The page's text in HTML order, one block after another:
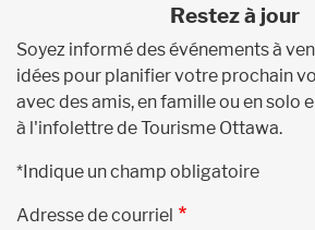
Restez à jour
Soyez informé des événements à
idées pour planifier votre prochain
avec des amis, en famille ou en solo
à l'infolettre de Tourisme Ottawa.
*Indique un champ obligatoire
Adresse de courriel